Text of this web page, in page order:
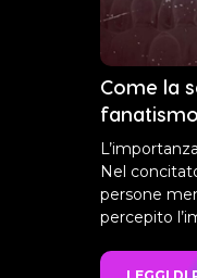
Come la
Nel
persone
percepito